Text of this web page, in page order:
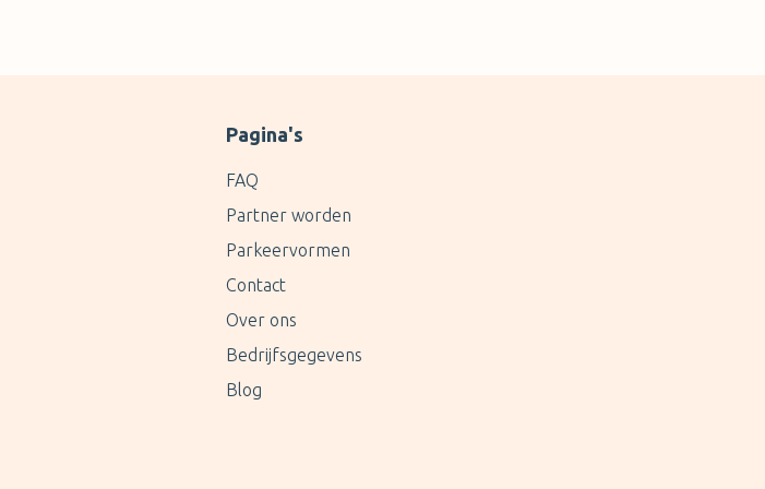
zusammenarbeiten. Außerdem werde ich
Diogo Carlos
Pagina's
FAQ
Partner worden
Parkeervormen
Contact
Over ons
Bedrijfsgegevens
Blog